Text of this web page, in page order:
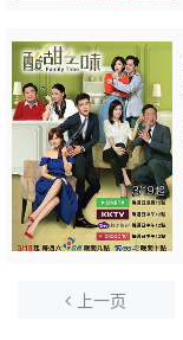
上一页